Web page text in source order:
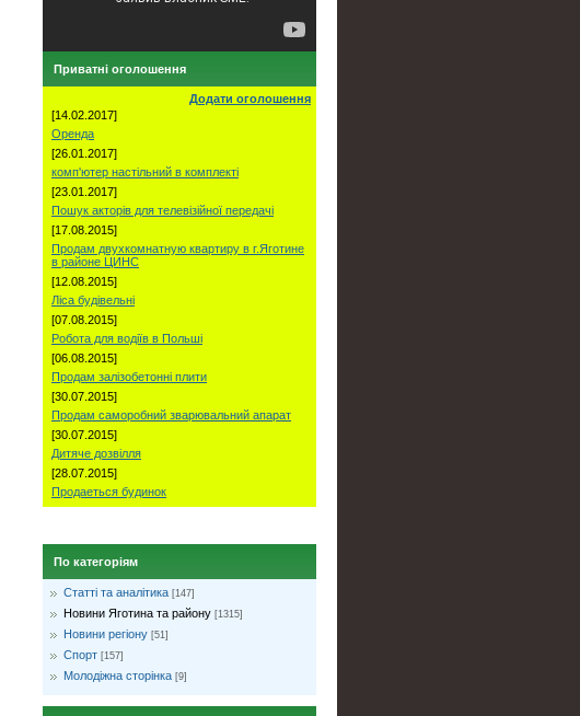
Приватні оголошення
Додати оголошення
[14.02.2017]
Оренда
[26.01.2017]
комп'ютер настільний в комплекті
[23.01.2017]
Пошук акторів для телевізійної передачі
[17.08.2015]
Продам двухкомнатную квартиру в г.Яготине
в районе ЦИНС
[12.08.2015]
Ліса будівельні
[07.08.2015]
Робота для водіїв в Польші
[06.08.2015]
Продам залізобетонні плити
[30.07.2015]
Продам саморобний зварювальний апарат
[30.07.2015]
Дитяче дозвілля
[28.07.2015]
Продаеться будинок
По категоріям
Статті та аналітика [147]
Новини Яготина та району [1315]
Новини регіону [51]
Спорт [157]
Молодіжна сторінка [9]